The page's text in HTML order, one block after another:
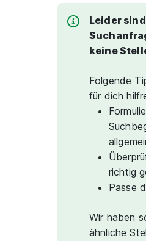
Leider
keine
Folgende
für dich
richtig
Passe
Wir haben
ähnliche